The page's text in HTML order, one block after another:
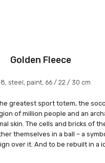
Golden Fleece
steel, paint, 66 / 22 / 30 cm
greatest sport totem, the
of million people and an
skin. The cells and bricks of
themselves in a ball – a
over it. And to be rebuilt in a